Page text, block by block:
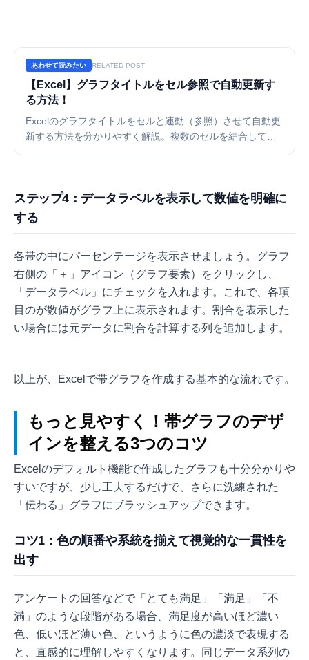
あわせて読みたい RELATED POST
【Excel】グラフタイトルをセル参照で自動更新す
る方法！
Excelのグラフタイトルをセルと連動（参照）させて自動更
新する方法を分かりやすく解説。複数のセルを結合して表
ステップ4：データラベルを表示して数値を明確に
する
各帯の中にパーセンテージを表示させましょう。グラフ
右側の「＋」アイコン（グラフ要素）をクリックし、
「データラベル」にチェックを入れます。これで、各項
目のが数値がグラフ上に表示されます。割合を表示した
い場合には元データに割合を計算する列を追加します。
以上が、Excelで帯グラフを作成する基本的な流れです。
もっと見やすく！帯グラフのデザ
インを整える3つのコツ
Excelのデフォルト機能で作成したグラフも十分分かりや
すいですが、少し工夫するだけで、さらに洗練された
「伝わる」グラフにブラッシュアップできます。
コツ1：色の順番や系統を揃えて視覚的な一貫性を
出す
アンケートの回答などで「とても満足」「満足」「不
満」のような段階がある場合、満足度が高いほど濃い
色、低いほど薄い色、というように色の濃淡で表現する
と、直感的に理解しやすくなります。同じデータ系列の